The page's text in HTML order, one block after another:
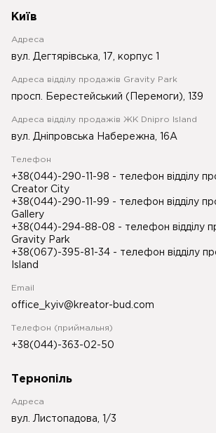
Київ
Адреса
вул. Дегтярівська, 17, корпус 1
Адреса відділу продажів Gravity Park
просп. Берестейський (Перемоги), 139
Адреса відділу продажів ЖК Dnipro Island
вул. Дніпровська Набережна, 16А
Телефон
+38(044)-290-11-98 - телефон відділу
Creator City
+38(044)-290-11-99 - телефон відділу
Gallery
+38(044)-294-88-08 - телефон відділу
Gravity Park
+38(067)-395-81-34 - телефон відділу
Island
Email
office_kyiv@kreator-bud.com
Телефон (приймальня)
+38(044)-363-02-50
Тернопіль
Адреса
вул. Листопадова, 1/3